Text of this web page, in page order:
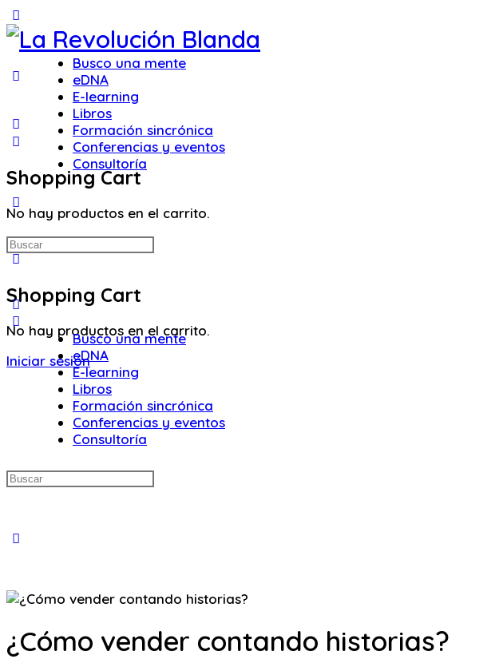
Panel
Busco una mente
eDNA
E-learning
Libros
Formación sincrónica
Conferencias y eventos
Consultoría
options
Shopping Cart
No hay productos en el carrito.
Iniciar sesión
Shopping Cart
No hay productos en el carrito.
Buscar:
Busco una mente
eDNA
E-learning
Libros
Formación sincrónica
Conferencias y eventos
Consultoría
Buscar:
¿Cómo vender contando historias?